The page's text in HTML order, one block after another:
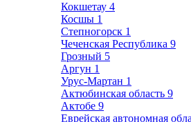
Кокшетау 4
Косшы 1
Степногорск 1
Чеченская Республика 9
Грозный 5
Аргун 1
Урус-Мартан 1
Актюбинская область 9
Актобе 9
Еврейская автономная